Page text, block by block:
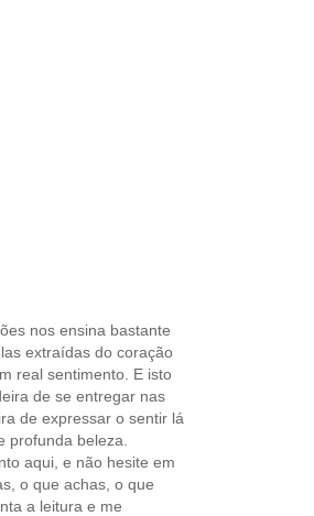
nos ensina bastante
extraídas do coração
real sentimento. E isto
de se entregar nas
de expressar o sentir lá
profunda beleza.
aqui, e não hesite em
o que achas, o que
a leitura e me